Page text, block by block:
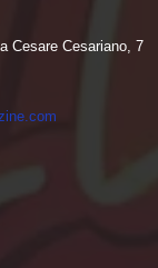
Cesare Cesariano, 7